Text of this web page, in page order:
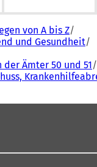
von A bis Z
und Gesundheit
Ämter 50 und 51